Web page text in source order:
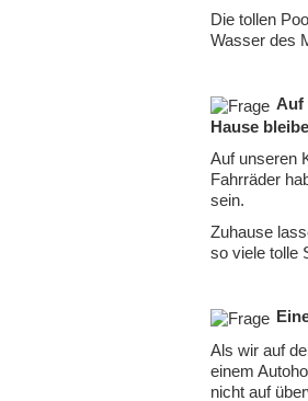
Die tollen
Wasser des
Auf
Hause
Auf unseren
Fahrräder
sein.
Zuhause
so viele tolle
Als wir auf
einem
nicht auf